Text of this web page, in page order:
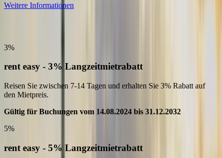
Weitere Informationen
3%
rent easy - 3% Langzeitmietrabatt
Reisen Sie zwischen 7-14 Tagen und erhalten Sie 3% Rabatt auf
den Mietpreis.
Gültig für Buchungen vom 14.08.2024 bis 31.12.2032
5%
rent easy - 5% Langzeitmietrabatt